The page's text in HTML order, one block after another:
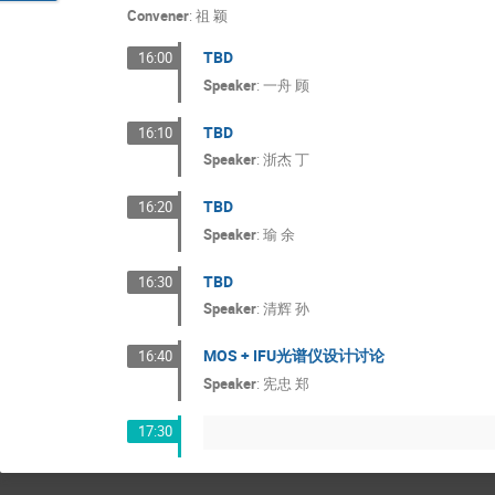
Convener: 祖 颖
16:00 TBD
Speaker: 一舟 顾
16:10 TBD
Speaker: 浙杰 丁
16:20 TBD
Speaker: 瑜 余
16:30 TBD
Speaker: 清辉 孙
16:40 MOS + IFU光谱仪设计讨论
Speaker: 宪忠 郑
17:30